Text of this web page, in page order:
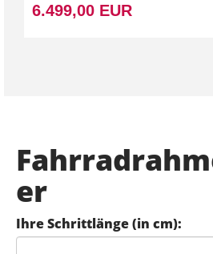
6.499,00 EUR
er
Ihre Schrittlänge (in cm):